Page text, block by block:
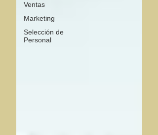
Ventas
Marketing
Selección de
Personal